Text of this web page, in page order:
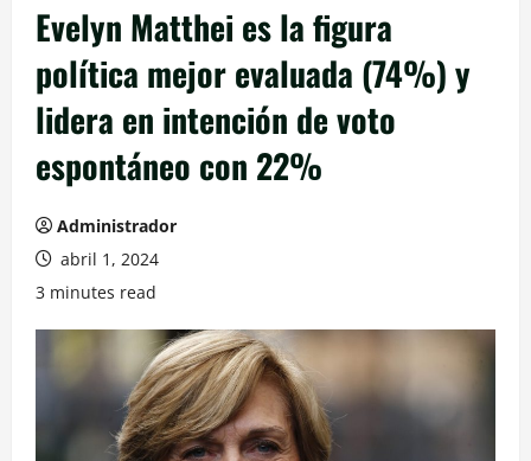
Evelyn Matthei es la figura
política mejor evaluada (74%) y
lidera en intención de voto
espontáneo con 22%
Administrador
abril 1, 2024
3 minutes read